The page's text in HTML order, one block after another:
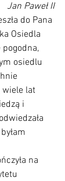
Jan Paweł II
do Pana
Osiedla
pogodna,
osiedlu
wiele lat
i